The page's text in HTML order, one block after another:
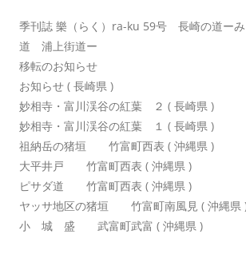
季刊誌 樂（らく）ra-ku 59号 長崎の道ー
道 浦上街道ー
移転のお知らせ
お知らせ ( 長崎県 )
妙相寺・富川渓谷の紅葉 ２ ( 長崎県 )
妙相寺・富川渓谷の紅葉 １ ( 長崎県 )
祖納岳の猪垣 竹富町西表 ( 沖縄県 )
大平井戸 竹富町西表 ( 沖縄県 )
ピサダ道 竹富町西表 ( 沖縄県 )
ヤッサ地区の猪垣 竹富町南風見 ( 沖縄県
小 城 盛 武富町武富 ( 沖縄県 )